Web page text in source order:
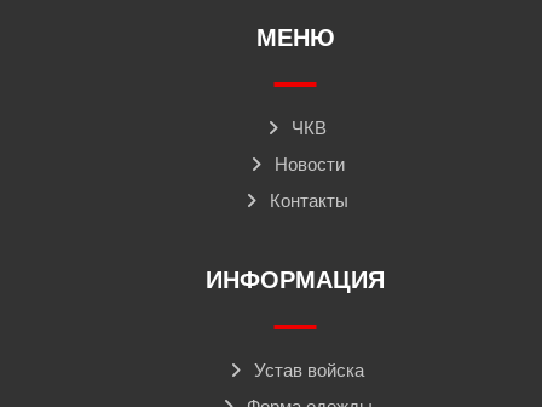
МЕНЮ
ЧКВ
Новости
Контакты
ИНФОРМАЦИЯ
Устав войска